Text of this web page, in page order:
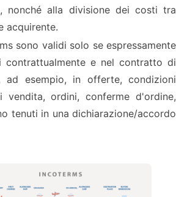
nonché alla divisione dei costi tra
acquirente.
sono validi solo se espressamente
contrattualmente e nel contratto di
ad esempio, in offerte, condizioni
vendita, ordini, conferme d'ordine,
tenuti in una dichiarazione/accordo